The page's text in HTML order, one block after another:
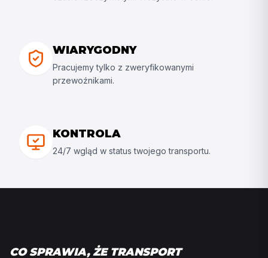
WIARYGODNY
Pracujemy tylko z zweryfikowanymi
przewoźnikami.
KONTROLA
24/7 wgląd w status twojego transportu.